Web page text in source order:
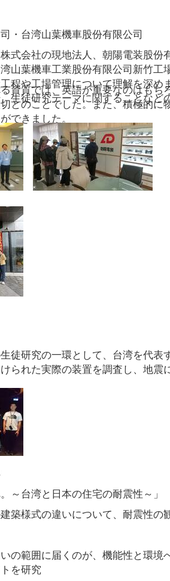
・台湾山葉機車股份有限公司
式会社の現地法人、朝陽電装股份
山葉機車工業股份有限公司新竹
程や工場管理について理解を深
生徒研究テーマに関することなど
質では、英語が重要なのはもち
とのことでした。また、積極的
できました。
徒研究の一環として、台湾を代表
られた実際の装置を調査し、地
～台湾と日本の住宅の耐震性～」
築様式の違いについて、耐震性の
の範囲に届くのが、機能性と環境
を研究